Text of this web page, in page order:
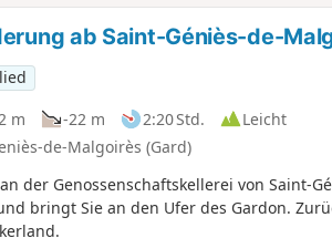
ab Saint-Géniès-de-
m -22 m 2:20 Std.
Leicht
de-Malgoirès (Gard)
der Genossenschaftskellerei von Saint-
bringt Sie an den Ufer des Gardon.